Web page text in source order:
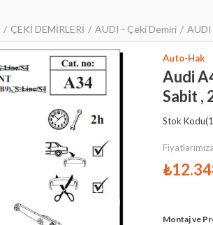
ÇEKİ DEMİRLERİ AUDI - Çeki Demiri AUDI
›
Auto-Hak
Audi
Sabit ,
Stok Kodu
Montaj ve